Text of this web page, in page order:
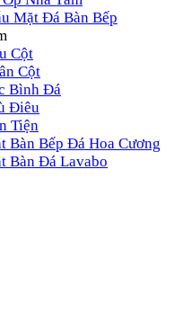
Mặt Đá Bàn Bếp
Cột
Cột
Bình Đá
Điêu
Tiện
Bàn Bếp Đá Hoa Cương
Bàn Đá Lavabo